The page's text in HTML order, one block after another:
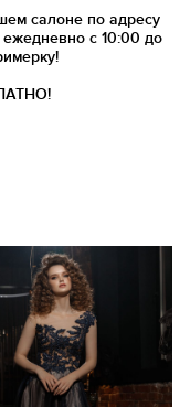
салоне по адресу
с 10:00 до